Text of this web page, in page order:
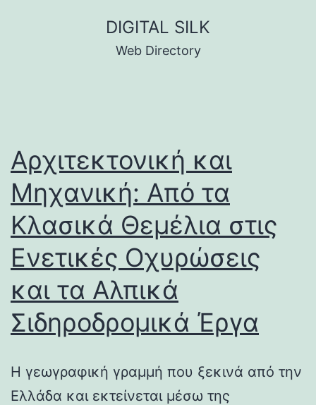
DIGITAL SILK
Web Directory
Αρχιτεκτονική και
Μηχανική: Από τα
Κλασικά Θεμέλια στις
Ενετικές Οχυρώσεις
και τα Αλπικά
Σιδηροδρομικά Έργα
Η γεωγραφική γραμμή που ξεκινά από την
Ελλάδα και εκτείνεται μέσω της